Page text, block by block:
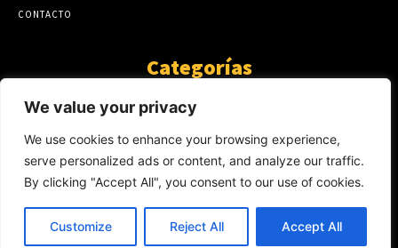
We value your privacy
We use cookies to enhance your browsing experience,
serve personalized ads or content, and analyze our traffic.
By clicking "Accept All", you consent to our use of cookies.
Customize Reject All Accept All
CONTACTO
Categorías
ARTÍCULOS
GUANTE DE SEDA
AL CALOR DE LA PALABRA
Y YO QUE SÉ
423
NOTICIAS
234
SIN CATEGORÍA
174